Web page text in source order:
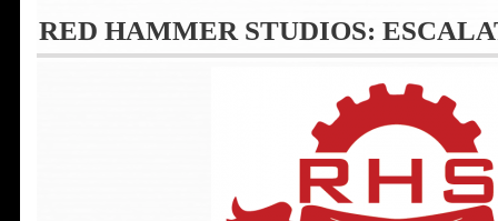
RED HAMMER STUDIOS: